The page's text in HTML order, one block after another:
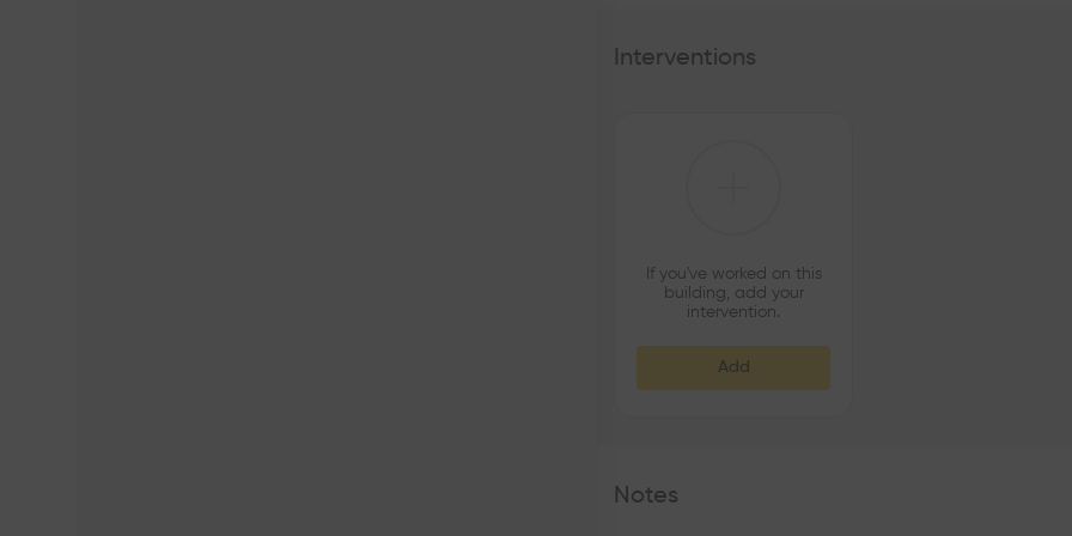
Interventions
If you've worked on this
building, add your
intervention.
Add
Notes